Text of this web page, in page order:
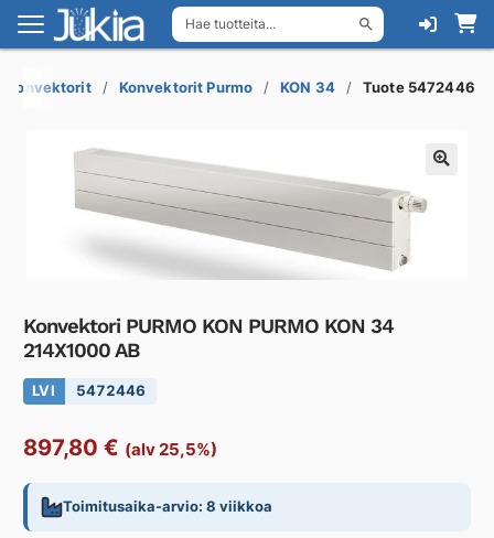
Hae tuotteita...
Siirry
navigointiin
Siirry
sisältöön
Konvektorit Purmo KON 34 Tuote 5472446
Konvektori PURMO KON PURMO KON 34
214X1000 AB
LVI 5472446
897,80 € (alv 25,5%)
Toimitusaika-arvio: 8 viikkoa